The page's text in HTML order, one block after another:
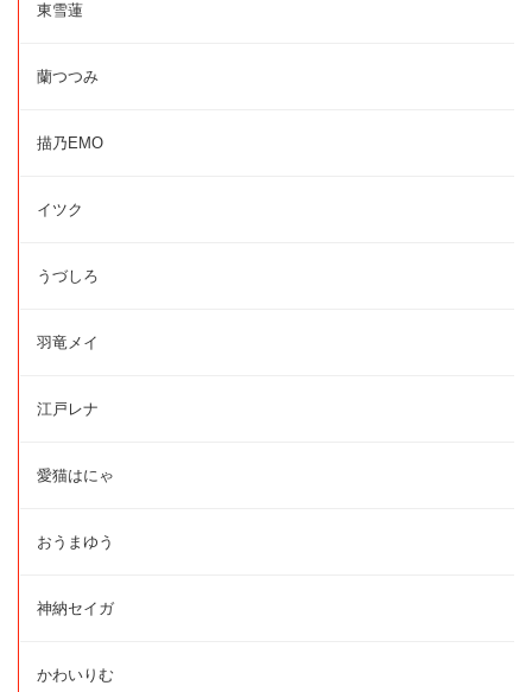
東雪蓮
蘭つつみ
描乃EMO
イツク
うづしろ
羽竜メイ
江戸レナ
愛猫はにゃ
おうまゆう
神納セイガ
かわいりむ